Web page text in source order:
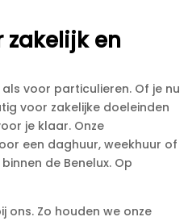
zakelijk en
voor particulieren.​ Of je nu
voor zakelijke doeleinden
je klaar.​ Onze
een daghuur, weekhuur of
de Benelux.​ Op
ons.​ Zo houden we onze